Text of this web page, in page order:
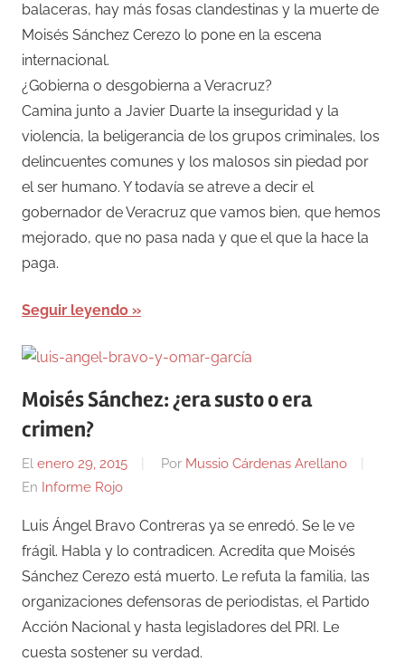
balaceras, hay más fosas clandestinas y la muerte de
Moisés Sánchez Cerezo lo pone en la escena
internacional.
¿Gobierna o desgobierna a Veracruz?
Camina junto a Javier Duarte la inseguridad y la
violencia, la beligerancia de los grupos criminales, los
delincuentes comunes y los malosos sin piedad por
el ser humano. Y todavía se atreve a decir el
gobernador de Veracruz que vamos bien, que hemos
mejorado, que no pasa nada y que el que la hace la
paga.
Seguir leyendo
Moisés Sánchez: ¿era susto o era
crimen?
El enero 29, 2015 Por Mussio Cárdenas Arellano
En Informe Rojo
Luis Ángel Bravo Contreras ya se enredó. Se le ve
frágil. Habla y lo contradicen. Acredita que Moisés
Sánchez Cerezo está muerto. Le refuta la familia, las
organizaciones defensoras de periodistas, el Partido
Acción Nacional y hasta legisladores del PRI. Le
cuesta sostener su verdad.